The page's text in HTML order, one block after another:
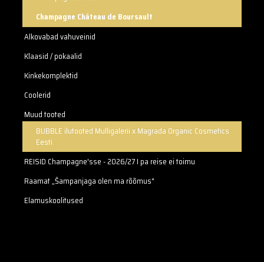
Champagne Château de Boursault
Alkovabad vahuveinid
Klaasid / pokaalid
Kinkekomplektid
Coolerid
Muud tooted
BUBBLE ilutooted Mulligalerii x Magrada Organic Cosmetics
Eesti
REISID Champagne'sse - 2026/27 I pa reise ei toimu
Raamat „Šampanjaga olen ma rõõmus"
Elamuskoolitused